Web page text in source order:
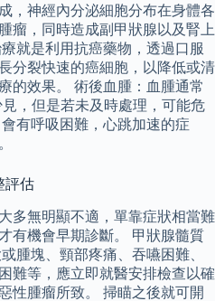
，神經內分泌細胞分布在身體各
瘤，同時造成副甲狀腺以及腎上
就是利用抗癌藥物，透過口服
分裂快速的癌細胞，以降低或清
的效果。 術後血腫：血腫通常
，但是若未及時處理，可能危
有呼吸困難，心跳加速的症
評估
多無明顯不適，單靠症狀相當難
有機會早期診斷。 甲狀腺髓質
腫塊、頸部疼痛、吞嚥困難、
難等，應立即就醫安排檢查以確
性腫瘤所致。 掃瞄之後就可開